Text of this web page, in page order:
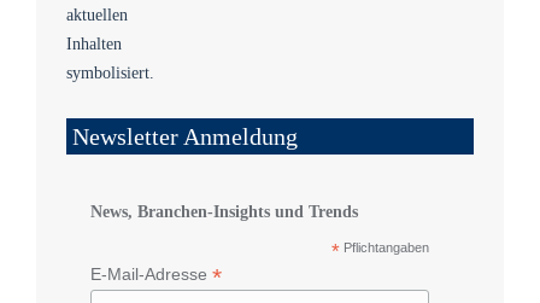
Newsletter Anmeldung
News, Branchen-Insights und Trends
* Pflichtangaben
E-Mail-Adresse *